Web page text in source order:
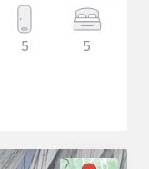
5 5